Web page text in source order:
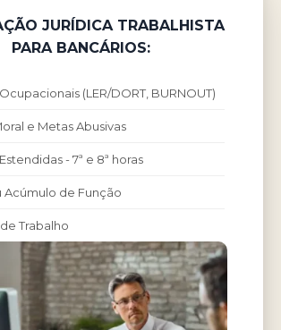
JURÍDICA TRABALHISTA
PARA BANCÁRIOS:
(LER/DORT, BURNOUT)
e Metas Abusivas
- 7ª e 8ª horas
Acúmulo de Função
Trabalho